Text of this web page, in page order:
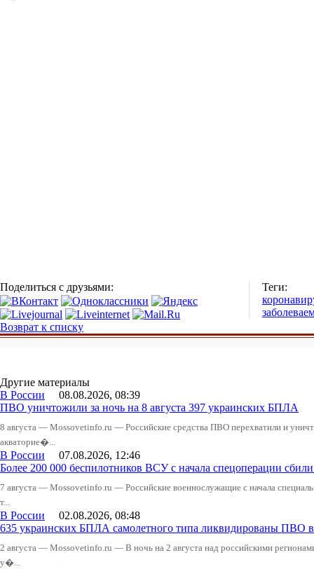
Поделиться с друзьями:
Теги:
Возврат к списку
Другие материалы
В России 08.08.2026, 08:39
ПВО уничтожили за ночь на 8 августа 397 украинских БПЛА
8 августа — Mossovetinfo.ru — Российские средства ПВО перехватили и
акваторие�...
В России 07.08.2026, 12:46
Более 200 000 беспилотников ВСУ с начала спецоперации
7 августа — Mossovetinfo.ru — Российские военнослужащие с начала
т...
В России 02.08.2026, 08:48
635 украинских БПЛА самолетного типа ликвидированы ПВО
2 августа — Mossovetinfo.ru — В ночь на 2 августа над российскими
у�...